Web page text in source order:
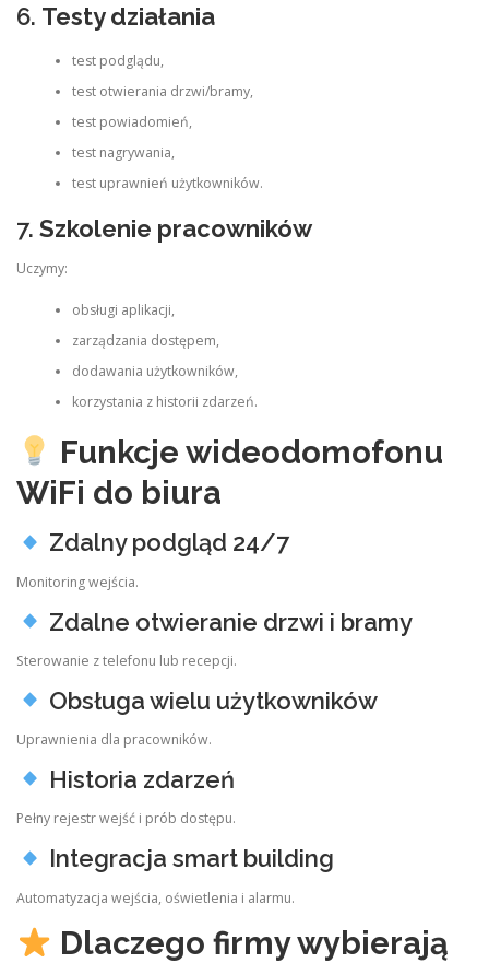
6. Testy działania
test podglądu,
test otwierania drzwi/bramy,
test powiadomień,
test nagrywania,
test uprawnień użytkowników.
7. Szkolenie pracowników
Uczymy:
obsługi aplikacji,
zarządzania dostępem,
dodawania użytkowników,
korzystania z historii zdarzeń.
Funkcje wideodomofonu
WiFi do biura
Zdalny podgląd 24/7
Monitoring wejścia.
Zdalne otwieranie drzwi i bramy
Sterowanie z telefonu lub recepcji.
Obsługa wielu użytkowników
Uprawnienia dla pracowników.
Historia zdarzeń
Pełny rejestr wejść i prób dostępu.
Integracja smart building
Automatyzacja wejścia, oświetlenia i alarmu.
Dlaczego firmy wybierają